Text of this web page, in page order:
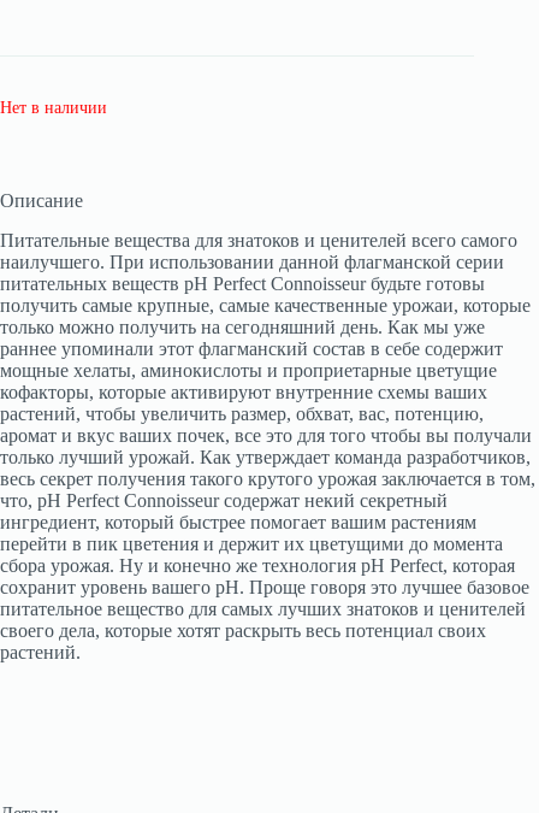
Нет в наличии
Описание
Питательные вещества для знатоков и ценителей всего самого
наилучшего. При использовании данной флагманской серии
питательных веществ pH Perfect Connoisseur будьте готовы
получить самые крупные, самые качественные урожаи, которые
только можно получить на сегодняшний день. Как мы уже
раннее упоминали этот флагманский состав в себе содержит
мощные хелаты, аминокислоты и проприетарные цветущие
кофакторы, которые активируют внутренние схемы ваших
растений, чтобы увеличить размер, обхват, вас, потенцию,
аромат и вкус ваших почек, все это для того чтобы вы получали
только лучший урожай. Как утверждает команда разработчиков,
весь секрет получения такого крутого урожая заключается в том,
что, pH Perfect Connoisseur содержат некий секретный
ингредиент, который быстрее помогает вашим растениям
перейти в пик цветения и держит их цветущими до момента
сбора урожая. Ну и конечно же технология pH Perfect, которая
сохранит уровень вашего pH. Проще говоря это лучшее базовое
питательное вещество для самых лучших знатоков и ценителей
своего дела, которые хотят раскрыть весь потенциал своих
растений.